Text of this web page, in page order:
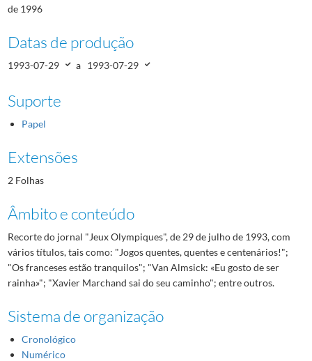
de 1996
Datas de produção
1993-07-29 a 1993-07-29
Suporte
Papel
Extensões
2 Folhas
Âmbito e conteúdo
Recorte do jornal "Jeux Olympiques", de 29 de julho de 1993, com
vários títulos, tais como: "Jogos quentes, quentes e centenários!";
"Os franceses estão tranquilos"; "Van Almsick: «Eu gosto de ser
rainha»"; "Xavier Marchand sai do seu caminho"; entre outros.
Sistema de organização
Cronológico
Numérico